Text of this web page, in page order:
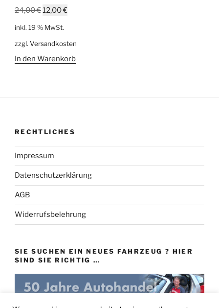
24,00€Ursprünglicher
24,00 €
12,00€Aktueller
12,00 €.
inkl. 19 % MwSt.
zzgl. Versandkosten
In den Warenkorb
RECHTLICHES
Impressum
Datenschutzerklärung
AGB
Widerrufsbelehrung
SIE SUCHEN EIN NEUES FAHRZEUG ? HIER
SIND SIE RICHTIG …